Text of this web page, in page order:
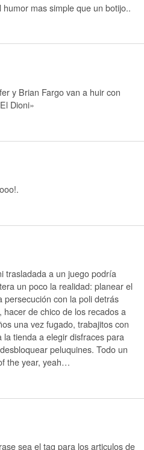
mas simple que un botijo..
y Brian Fargo van a huir con
Dioni»
trasladada a un juego podría
un poco la realidad: planear el
persecución con la poli detrás
hacer de chico de los recados a
una vez fugado, trabajitos con
la tienda a elegir disfraces para
peluquines. Todo un
the year, yeah…
sea el tag para los articulos de